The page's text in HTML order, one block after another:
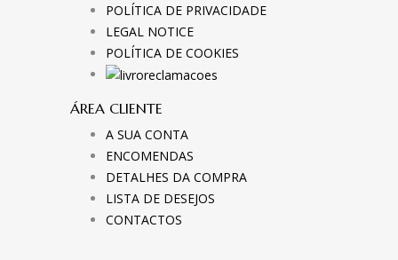
POLÍTICA DE PRIVACIDADE
LEGAL NOTICE
POLÍTICA DE COOKIES
ÁREA CLIENTE
A SUA CONTA
ENCOMENDAS
DETALHES DA COMPRA
LISTA DE DESEJOS
CONTACTOS